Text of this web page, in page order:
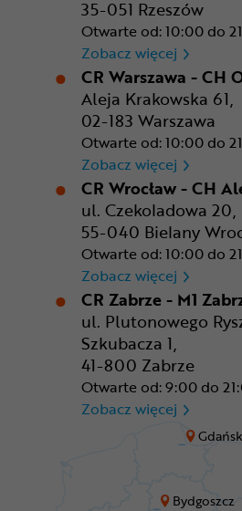
Bydgoszcz
Gdańsk
35-051 Rzeszów
Otwarte od: 10:00 do
Zobacz więcej CR
CR Warszawa - CH
Aleja Krakowska 61,
02-183 Warszawa
Otwarte od: 10:00 do
Zobacz więcej CR
CR Wrocław - CH
ul. Czekoladowa 20,
55-040 Bielany
Otwarte od: 10:00 do
Zobacz więcej CR
CR Zabrze - M1
ul. Plutonowego
Szkubacza 1,
41-800 Zabrze
Otwarte od: 9:00 do
Zobacz więcej CR